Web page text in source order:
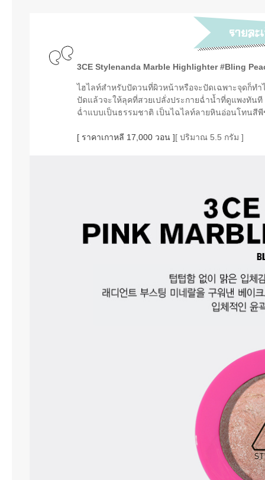
3CE Stylenanda Marble Highlighter #Bling
ไฮไลท์สำหรับปัดวนที่ผิวหน้าหรือจะปัดเฉพาะจุดก็ท
ปัดแล้วจะให้ลุคที่สวยเปลั่งประกายฉ่ำน้ำที่ดูแพงทัน
ฉ่ำแบบเป็นธรรมชาติ เป็นไฉไลท์ลายหินอ่อนโทนสี
[ ราคาเกาหลี 17,000 วอน ][ ปริมาณ 5.5 กรัม ]